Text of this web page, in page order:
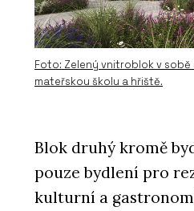
Foto: Zelený vnitroblok v sobě
mateřskou školu a hřiště.
Blok druhý kromě
pouze bydlení pro
kulturní a